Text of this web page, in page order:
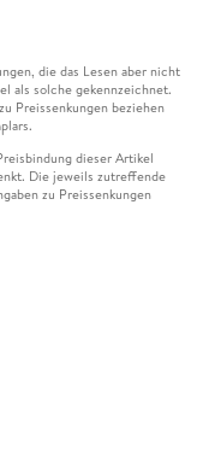
die das Lesen aber nicht
als solche gekennzeichnet.
Preissenkungen beziehen
dieser Artikel
Die jeweils zutreffende
zu Preissenkungen